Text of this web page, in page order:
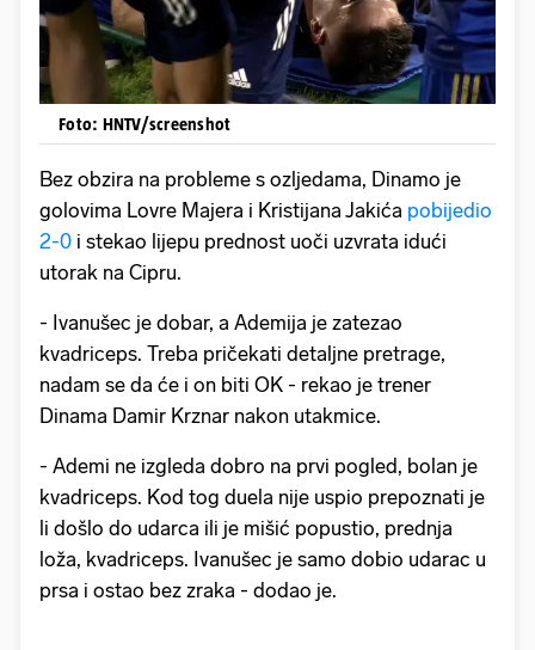
Foto: HNTV/screenshot
Bez obzira na probleme s ozljedama, Dinamo je
golovima Lovre Majera i Kristijana Jakića pobijedio
2-0 i stekao lijepu prednost uoči uzvrata idući
utorak na Cipru.
- Ivanušec je dobar, a Ademija je zatezao
kvadriceps. Treba pričekati detaljne pretrage,
nadam se da će i on biti OK - rekao je trener
Dinama Damir Krznar nakon utakmice.
- Ademi ne izgleda dobro na prvi pogled, bolan je
kvadriceps. Kod tog duela nije uspio prepoznati je
li došlo do udarca ili je mišić popustio, prednja
loža, kvadriceps. Ivanušec je samo dobio udarac u
prsa i ostao bez zraka - dodao je.